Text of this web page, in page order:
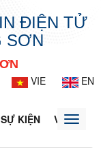
ĐIỆN TỬ
SƠN
VIE
EN
KIỆN VĂN BẢN
Toggle